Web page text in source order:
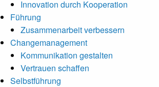
Innovation durch Kooperation
Führung
Zusammenarbeit verbessern
Changemanagement
Kommunikation gestalten
Vertrauen schaffen
Selbstführung